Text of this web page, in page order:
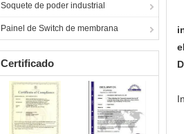
Soquete de poder industrial
Painel de Switch de membrana
Certificado